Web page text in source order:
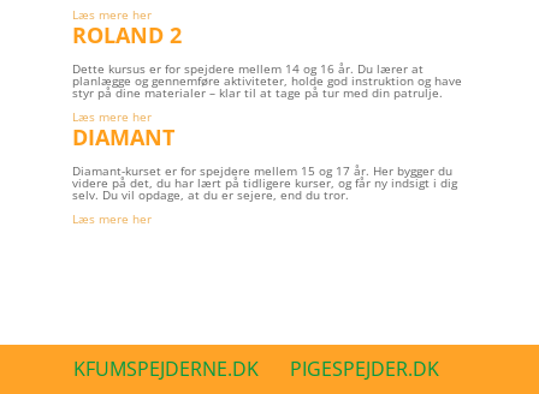
Læs mere her
ROLAND 2
Dette kursus er for spejdere mellem 14 og 16 år. Du lærer at
planlægge og gennemføre aktiviteter, holde god instruktion og have
styr på dine materialer – klar til at tage på tur med din patrulje.
Læs mere her
DIAMANT
Diamant-kurset er for spejdere mellem 15 og 17 år. Her bygger du
videre på det, du har lært på tidligere kurser, og får ny indsigt i dig
selv. Du vil opdage, at du er sejere, end du tror.
Læs mere her
KFUMSPEJDERNE.DK PIGESPEJDER.DK